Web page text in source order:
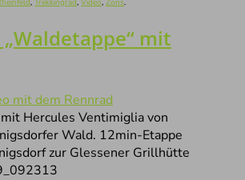
, Trekkingrad, Video, Zons.
„Waldetappe“ mit
mit Hercules Ventimiglia von
Wald. 12min-Etappe
zur Glessener Grillhütte